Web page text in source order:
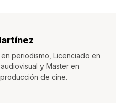
periodismo, Licenciado en
y Master en
de cine.